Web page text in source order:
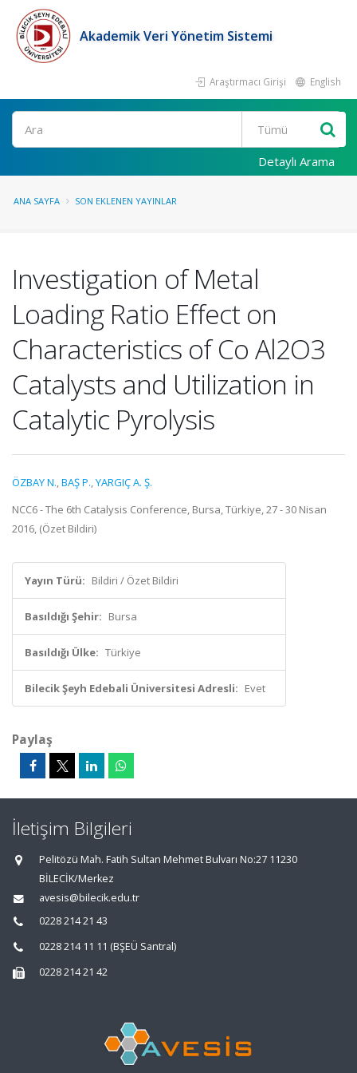
Akademik Veri Yönetim Sistemi
Araştırmacı Girişi English
Ara
Detaylı Arama
ANA SAYFA SON EKLENEN YAYINLAR
Investigation of Metal
Loading Ratio Effect on
Characteristics of Co Al2O3
Catalysts and Utilization in
Catalytic Pyrolysis
ÖZBAY N.,BAŞ P.,YARGIÇ A. Ş.
NCC6 - The 6th Catalysis Conference, Bursa, Türkiye, 27 - 30 Nisan
2016, (Özet Bildiri)
Yayın Türü: Bildiri / Özet Bildiri
Basıldığı Şehir: Bursa
Basıldığı Ülke: Türkiye
Bilecik Şeyh Edebali Üniversitesi Adresli: Evet
Paylaş
İletişim Bilgileri
Pelitözü Mah. Fatih Sultan Mehmet Bulvarı No:27 11230
BİLECİK/Merkez
avesis@bilecik.edu.tr
0228 214 21 43
0228 214 11 11 (BŞEÜ Santral)
0228 214 21 42